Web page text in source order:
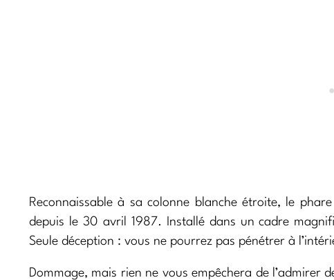
Reconnaissable à sa colonne blanche étroite, le
depuis le 30 avril 1987. Installé dans un cadre
Seule déception : vous ne pourrez pas pénétrer à
Dommage, mais rien ne vous empêchera de